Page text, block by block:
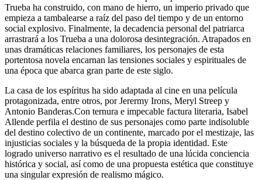
Trueba ha construido, con mano de hierro, un imperio privado que
empieza a tambalearse a raíz del paso del tiempo y de un entorno
social explosivo. Finalmente, la decadencia personal del patriarca
arrastrará a los Trueba a una dolorosa desintegración. Atrapados en
unas dramáticas relaciones familiares, los personajes de esta
portentosa novela encarnan las tensiones sociales y espirituales de
una época que abarca gran parte de este siglo.
La casa de los espíritus ha sido adaptada al cine en una película
protagonizada, entre otros, por Jerermy Irons, Meryl Streep y
Antonio Banderas.Con ternura e impecable factura literaria, Isabel
Allende perfila el destino de sus personajes como parte indisoluble
del destino colectivo de un continente, marcado por el mestizaje, las
injusticias sociales y la búsqueda de la propia identidad. Este
logrado universo narrativo es el resultado de una lúcida conciencia
histórica y social, así como de una propuesta estética que constituye
una singular expresión de realismo mágico.